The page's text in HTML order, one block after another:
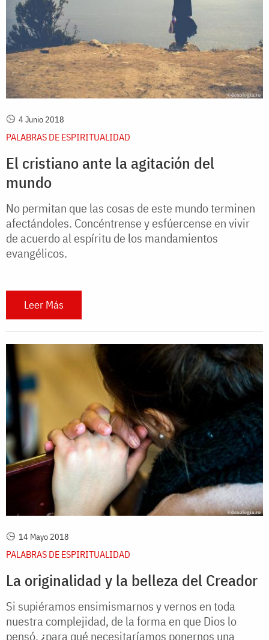
4 Junio 2018
PALABRAS DE ESPIRITUALIDAD
El cristiano ante la agitación del
mundo
No permitan que las cosas de este mundo terminen
afectándoles. Concéntrense y esfúercense en vivir
de acuerdo al espíritu de los mandamientos
evangélicos.
Leer Más
14 Mayo 2018
PALABRAS DE ESPIRITUALIDAD
La originalidad y la belleza del Creador
Si supiéramos ensimismarnos y vernos en toda
nuestra complejidad, de la forma en que Dios lo
pensó, ¿para qué necesitaríamos ponernos una